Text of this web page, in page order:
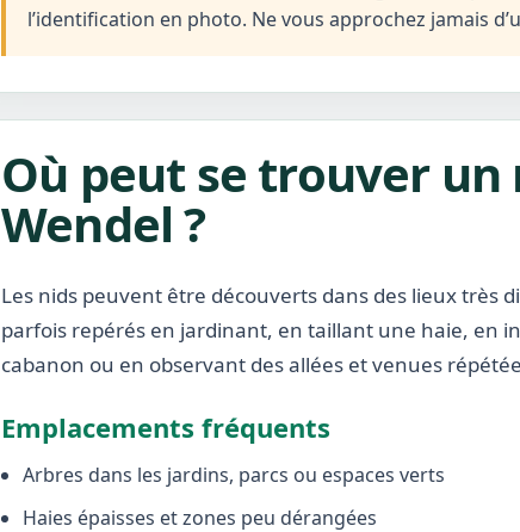
l’identification en photo. Ne vous approchez jamais
Où peut se trouver un
Wendel ?
Les nids peuvent être découverts dans des lieux très
parfois repérés en jardinant, en taillant une haie, en
cabanon ou en observant des allées et venues
Emplacements fréquents
Arbres dans les jardins, parcs ou espaces verts
Haies épaisses et zones peu dérangées